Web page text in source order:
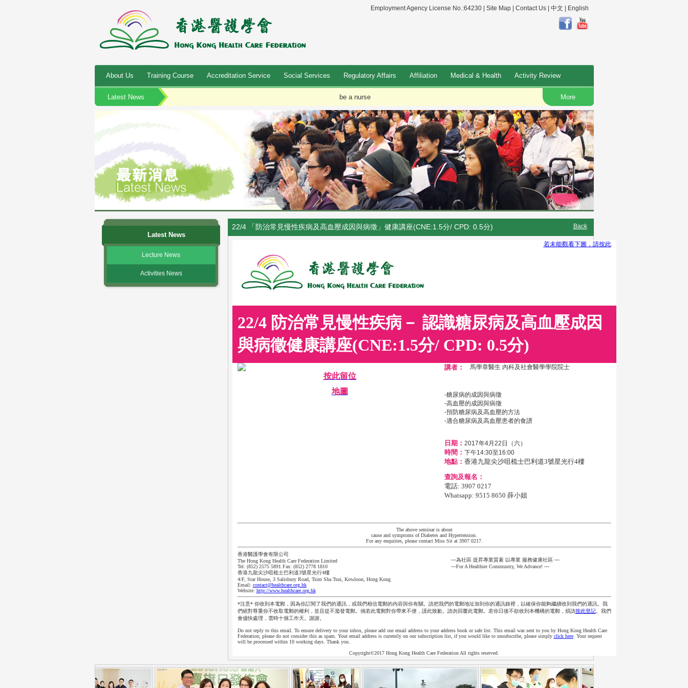
Employment Agency License No.:64230 | Site Map| Contact Us| 中文 English
About Us Training Course Accreditation Service Social Services Regulatory Affairs Affiliation Medical & Health Activity Review
Latest News be a nurse More
Latest News
Lecture News
Activities News
22/4 「防治常見慢性疾病及高血壓成因與病徵」健康講座(CNE:1.5分/ CPD: 0.5分) Back
若未能觀看下圖，請按此
22/4 防治常見慢性疾病－ 認識糖尿病及高血壓成因
與病徵健康講座(CNE:1.5分/ CPD: 0.5分)
按此留位
地圖
講者： 馬學章醫生 內科及社會醫學學院院士
-糖尿病的成因與病徵
-高血壓的成因與病徵
-預防糖尿病及高血壓的方法
-適合糖尿病及高血壓患者的食譜
日期： 2017年4月22日（六）
時間： 下午14:30至16:00
地點： 香港九龍尖沙咀梳士巴利道3號星光行4樓
查詢及報名：
電話: 3907 0217
Whatsapp: 9515 8650 薛小姐
The above seminar is about
cause and symptoms of Diabetes and Hypertension.
For any enquiries, please contact Miss Sit at 3907 0217.
香港醫護學會有限公司
The Hong Kong Health Care Federation Limited
Tel: (852) 2575 5891 Fax: (852) 2778 1810
香港九龍尖沙咀梳士巴利道3號星光行4樓
4/F, Star House, 3 Salisbury Road, Tsim Sha Tsui, Kowloon, Hong Kong
Email: contact@healthcare.org.hk
Website: http://www.healthcare.org.hk
~~為社區 提昇專業質素 以專業 服務健康社區 ~~
~~For A Healthier Community, We Advance! ~~
*注意* 你收到本電郵，因為你訂閱了我們的通訊，或我們相信電郵的內容與你有關。請把我們的電郵地址加到你的通訊錄裡，以確保你能夠繼續收到我們的通訊。我
們絕對尊重你不收取電郵的權利，並且從不濫發電郵。倘若此電郵對你帶來不便，謹此致歉。請勿回覆此電郵。若你日後不欲收到本機構的電郵，煩請按此登記。我們
會儘快處理，需時十個工作天。謝謝。
Do not reply to this email. To ensure delivery to your inbox, please add our email address to your address book or safe list. This email was sent to you by Hong Kong Health Care
Federation; please do not consider this as spam. Your email address is currently on our subscription list, if you would like to unsubscribe, please simply click here. Your request
will be processed within 10 working days. Thank you.
Copyright©2017 Hong Kong Health Care Federation All rights reserved.